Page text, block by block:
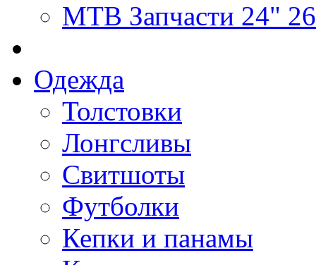
MTB Запчасти 24"
Одежда
Толстовки
Лонгсливы
Свитшоты
Футболки
Кепки и панамы